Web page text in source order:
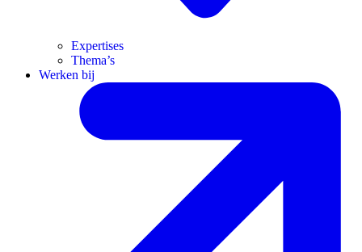
Expertises
Thema’s
Werken bij